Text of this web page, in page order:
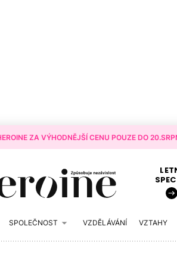
ZA VÝHODNĚJŠÍ CENU POUZE DO
SPOLEČNOST VZDĚLÁVÁNÍ VZTAHY